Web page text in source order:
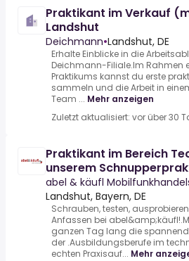
Praktikant im Verkauf
Landshut
Deichmann•Landshut, DE
Erhalte Einblicke in die
Deichmann-Filiale.Im Rahmen
Praktikums kannst du erste
sammeln und die Arbeit in
Team ... Mehr anzeigen
Zuletzt aktualisiert: vor über 30
Praktikant im Bereich
unserem
04.11.2026
abel & käufl
Landshut, Bayern, DE
Schrauben, testen,
Anfassen bei
ganzen Tag lang die
der .Ausbildungsberufe im
echten Praxisauf... Mehr